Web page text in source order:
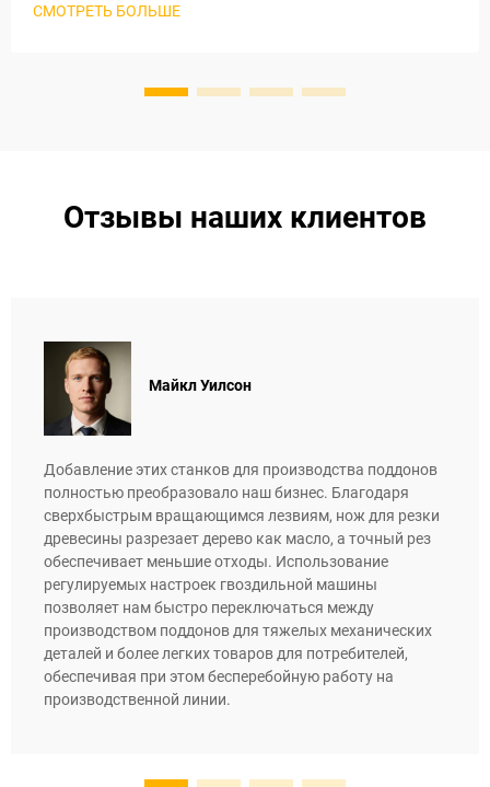
СМОТРЕТЬ БОЛЬШЕ
Отзывы наших клиентов
Майкл Уилсон
Добавление этих станков для производства поддонов
полностью преобразовало наш бизнес. Благодаря
сверхбыстрым вращающимся лезвиям, нож для резки
древесины разрезает дерево как масло, а точный рез
обеспечивает меньшие отходы. Использование
регулируемых настроек гвоздильной машины
позволяет нам быстро переключаться между
производством поддонов для тяжелых механических
деталей и более легких товаров для потребителей,
обеспечивая при этом бесперебойную работу на
производственной линии.